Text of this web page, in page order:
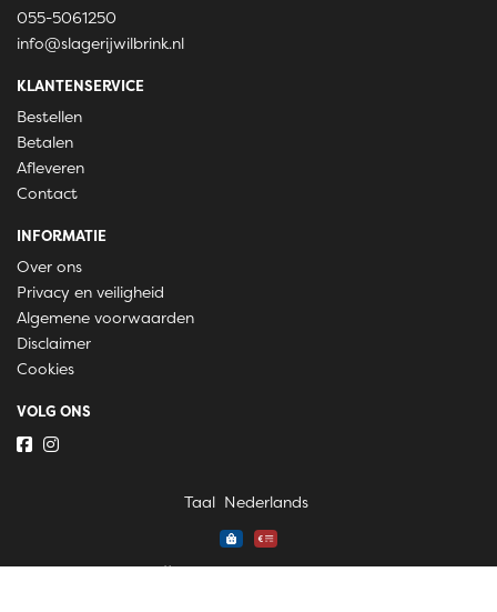
055-5061250
info@slagerijwilbrink.nl
KLANTENSERVICE
Bestellen
Betalen
Afleveren
Contact
INFORMATIE
Over ons
Privacy en veiligheid
Algemene voorwaarden
Disclaimer
Cookies
VOLG ONS
Taal